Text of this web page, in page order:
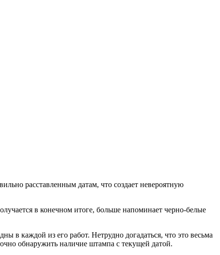
расставленным датам, что создает невероятную
в конечном итоге, больше напоминает черно-белые
в каждой из его работ. Нетрудно догадаться, что это весьма
обнаружить наличие штампа с текущей датой.